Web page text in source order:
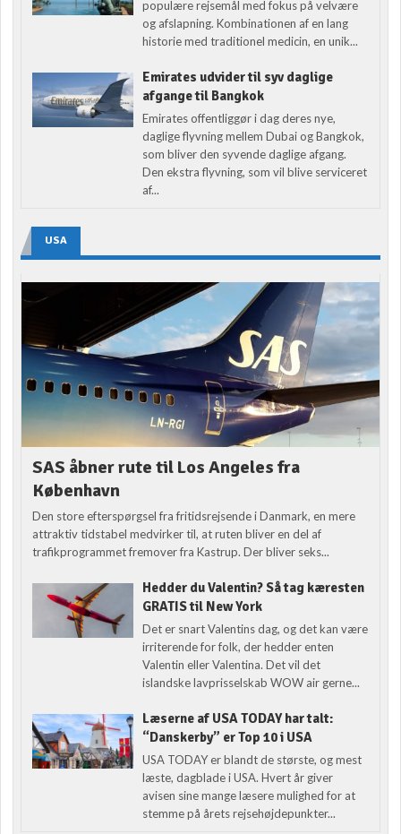
populære rejsemål med fokus på velvære
og afslapning. Kombinationen af en lang
historie med traditionel medicin, en unik...
Emirates udvider til syv daglige
afgange til Bangkok
Emirates offentliggør i dag deres nye,
daglige flyvning mellem Dubai og Bangkok,
som bliver den syvende daglige afgang.
Den ekstra flyvning, som vil blive serviceret
af...
USA
SAS åbner rute til Los Angeles fra
København
Den store efterspørgsel fra fritidsrejsende i Danmark, en mere
attraktiv tidstabel medvirker til, at ruten bliver en del af
trafikprogrammet fremover fra Kastrup. Der bliver seks...
Hedder du Valentin? Så tag kæresten
GRATIS til New York
Det er snart Valentins dag, og det kan være
irriterende for folk, der hedder enten
Valentin eller Valentina. Det vil det
islandske lavprisselskab WOW air gerne...
Læserne af USA TODAY har talt:
“Danskerby” er Top 10 i USA
USA TODAY er blandt de største, og mest
læste, dagblade i USA. Hvert år giver
avisen sine mange læsere mulighed for at
stemme på årets rejsehøjdepunkter...